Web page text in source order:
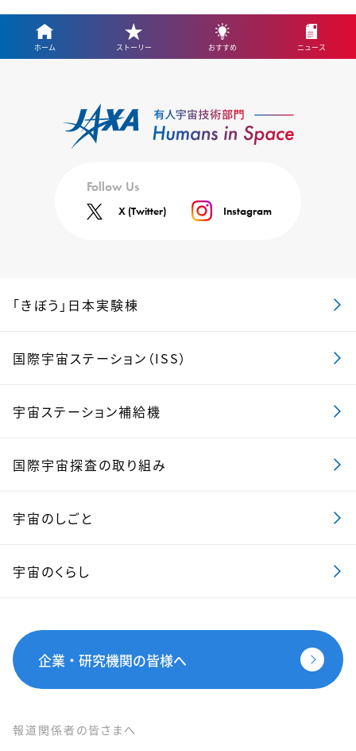
ホーム ストーリー おすすめ ニュース
Follow Us
X (Twitter) Instagram
「きぼう」日本実験棟
国際宇宙ステーション（ISS）
宇宙ステーション補給機
国際宇宙探査の取り組み
宇宙のしごと
宇宙のくらし
企業・研究機関の皆様へ
報道関係者の皆さまへ